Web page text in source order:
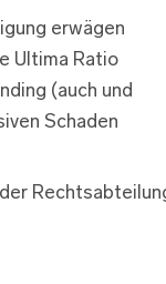
erwägen
Ultima Ratio
(auch und
Schaden